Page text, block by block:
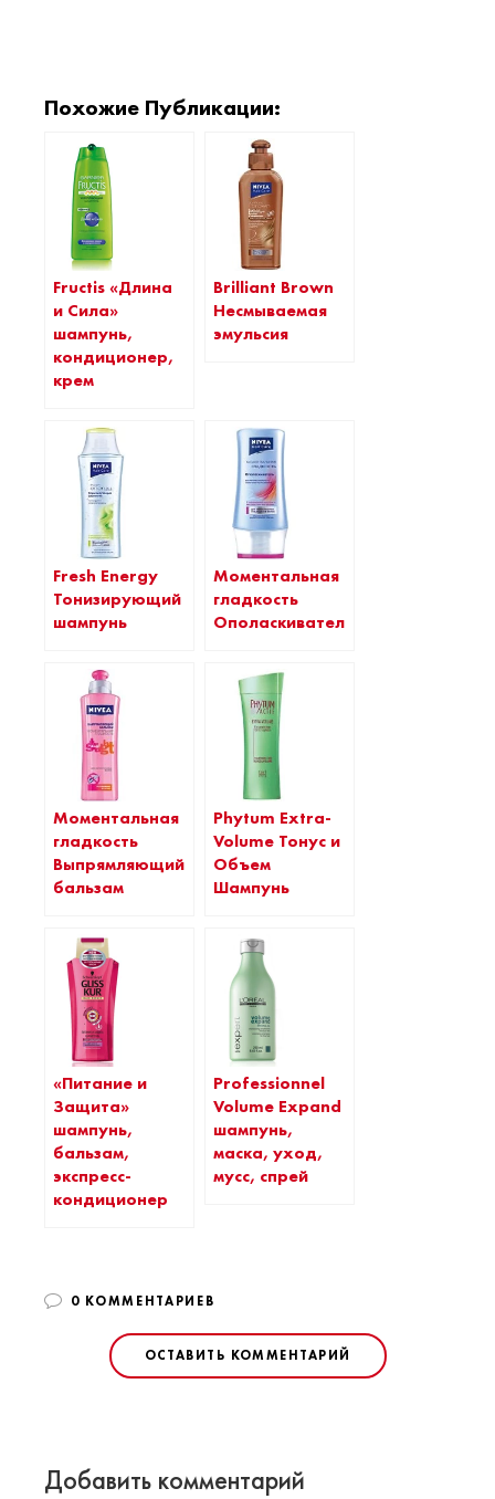
Похожие Публикации:
Fructis «Длина
и Сила»
шампунь,
кондиционер,
крем
Brilliant Brown
Несмываемая
эмульсия
Fresh Energy
Тонизирующий
шампунь
Моментальная
гладкость
Ополаскиватель
Моментальная
гладкость
Выпрямляющий
бальзам
Phytum Extra-
Volume Тонус и
Объем
Шампунь
«Питание и
Защита»
шампунь,
бальзам,
экспресс-
кондиционер
Professionnel
Volume Expand
шампунь,
маска, уход,
мусс, спрей
0 КОММЕНТАРИЕВ
ОСТАВИТЬ КОММЕНТАРИЙ
Добавить комментарий